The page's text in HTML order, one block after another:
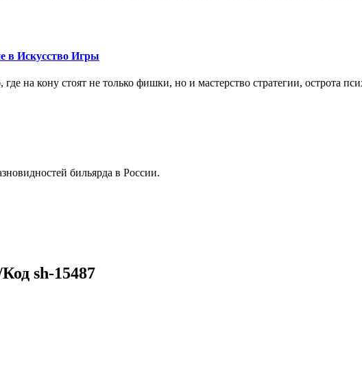
в Искусство Игры
на кону стоят не только фишки, но и мастерство стратегии, острота
бильярда в России.
sh-15487